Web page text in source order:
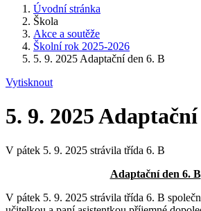
Úvodní stránka
Škola
Akce a soutěže
Školní rok 2025-2026
5. 9. 2025 Adaptační den 6. B
Vytisknout
5. 9. 2025
V pátek 5. 9. 2025 strávila třída 6. B
Adaptační den 6. B
V pátek 5. 9. 2025 strávila třída 6. B